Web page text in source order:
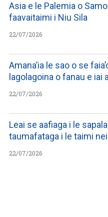
Asia e le Palemia o
faavaitaimi i Niu Sila
22/07/2026
Amana’ia le sao o se
lagolagoina o fanau e
22/07/2026
Leai se aafiaga i le
taumafataga i le taimi nei
22/07/2026